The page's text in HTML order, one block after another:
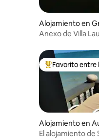
Alojamiento en
Anexo de Villa
Favorito entre
Favorito entre
Alojamiento en
El alojamiento de